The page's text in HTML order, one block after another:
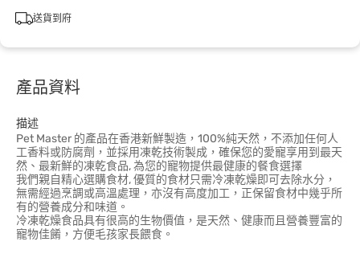
送貨到府
產品資料
描述
Pet Master 的產品在香港新鮮製造，100%純天然，不添加任何人
工香料或防腐劑，並採用凍乾技術製成，確保您的愛寵享用到最天
然、最新鮮的凍乾食品, 為您的寵物提供最健康的餐食選擇
我們親自精心選購食材, 優質的食材只需冷凍乾燥即可去除水分，
無需經過烹調或高溫處理，亦沒有高度加工，正保留食材中幾乎所
有的營養成分和味道。
冷凍乾燥食品具有很高的生物價值，是天然、健康而且營養豐富的
寵物佳餚，方便毛孩家長餵食。